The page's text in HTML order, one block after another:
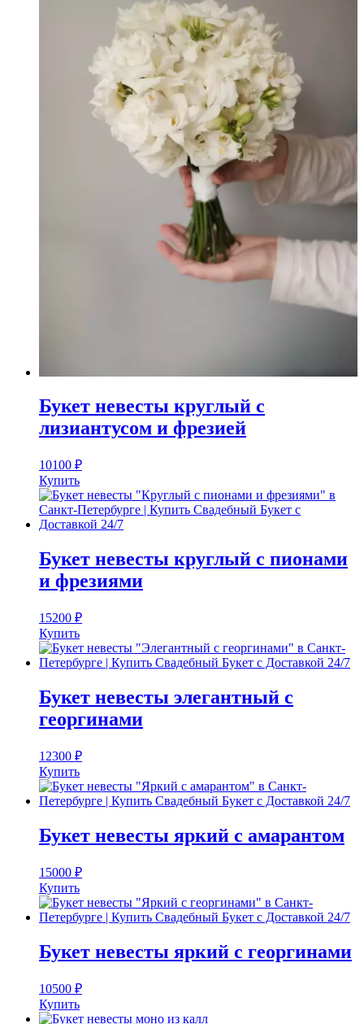
Букет невесты круглый с
лизиантусом и фрезией
10100 ₽
Купить
Букет невесты круглый с пионами
и фрезиями
15200 ₽
Купить
Букет невесты элегантный с
георгинами
12300 ₽
Купить
Букет невесты яркий с амарантом
15000 ₽
Купить
Букет невесты яркий с георгинами
10500 ₽
Купить